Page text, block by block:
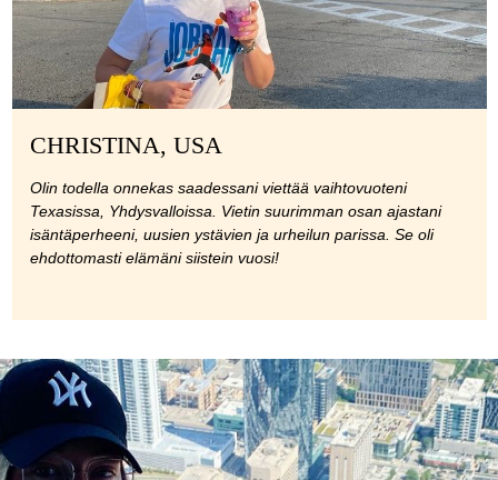
CHRISTINA, USA
Olin todella onnekas saadessani viettää vaihtovuoteni
Texasissa, Yhdysvalloissa. Vietin suurimman osan ajastani
isäntäperheeni, uusien ystävien ja urheilun parissa. Se oli
ehdottomasti elämäni siistein vuosi!